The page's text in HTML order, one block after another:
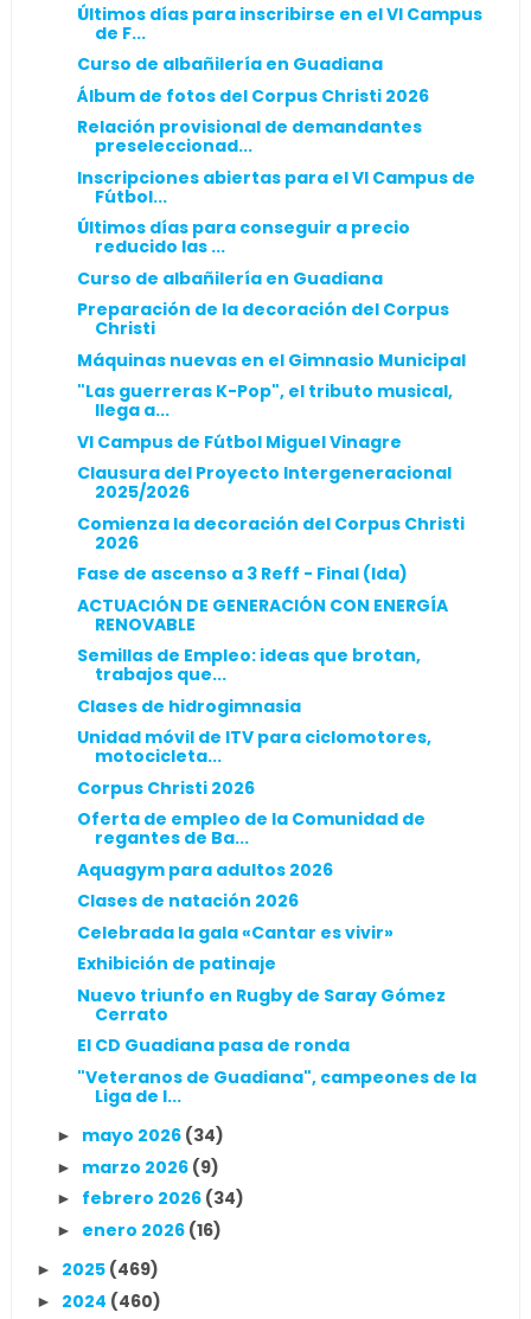
Últimos días para inscribirse en el VI Campus
de F...
Curso de albañilería en Guadiana
Álbum de fotos del Corpus Christi 2026
Relación provisional de demandantes
preseleccionad...
Inscripciones abiertas para el VI Campus de
Fútbol...
Últimos días para conseguir a precio
reducido las ...
Curso de albañilería en Guadiana
Preparación de la decoración del Corpus
Christi
Máquinas nuevas en el Gimnasio Municipal
"Las guerreras K-Pop", el tributo musical,
llega a...
VI Campus de Fútbol Miguel Vinagre
Clausura del Proyecto Intergeneracional
2025/2026
Comienza la decoración del Corpus Christi
2026
Fase de ascenso a 3 Reff - Final (Ida)
ACTUACIÓN DE GENERACIÓN CON ENERGÍA
RENOVABLE
Semillas de Empleo: ideas que brotan,
trabajos que...
Clases de hidrogimnasia
Unidad móvil de ITV para ciclomotores,
motocicleta...
Corpus Christi 2026
Oferta de empleo de la Comunidad de
regantes de Ba...
Aquagym para adultos 2026
Clases de natación 2026
Celebrada la gala «Cantar es vivir»
Exhibición de patinaje
Nuevo triunfo en Rugby de Saray Gómez
Cerrato
El CD Guadiana pasa de ronda
"Veteranos de Guadiana", campeones de la
Liga de l...
► mayo 2026 (34)
► marzo 2026 (9)
► febrero 2026 (34)
► enero 2026 (16)
► 2025 (469)
► 2024 (460)